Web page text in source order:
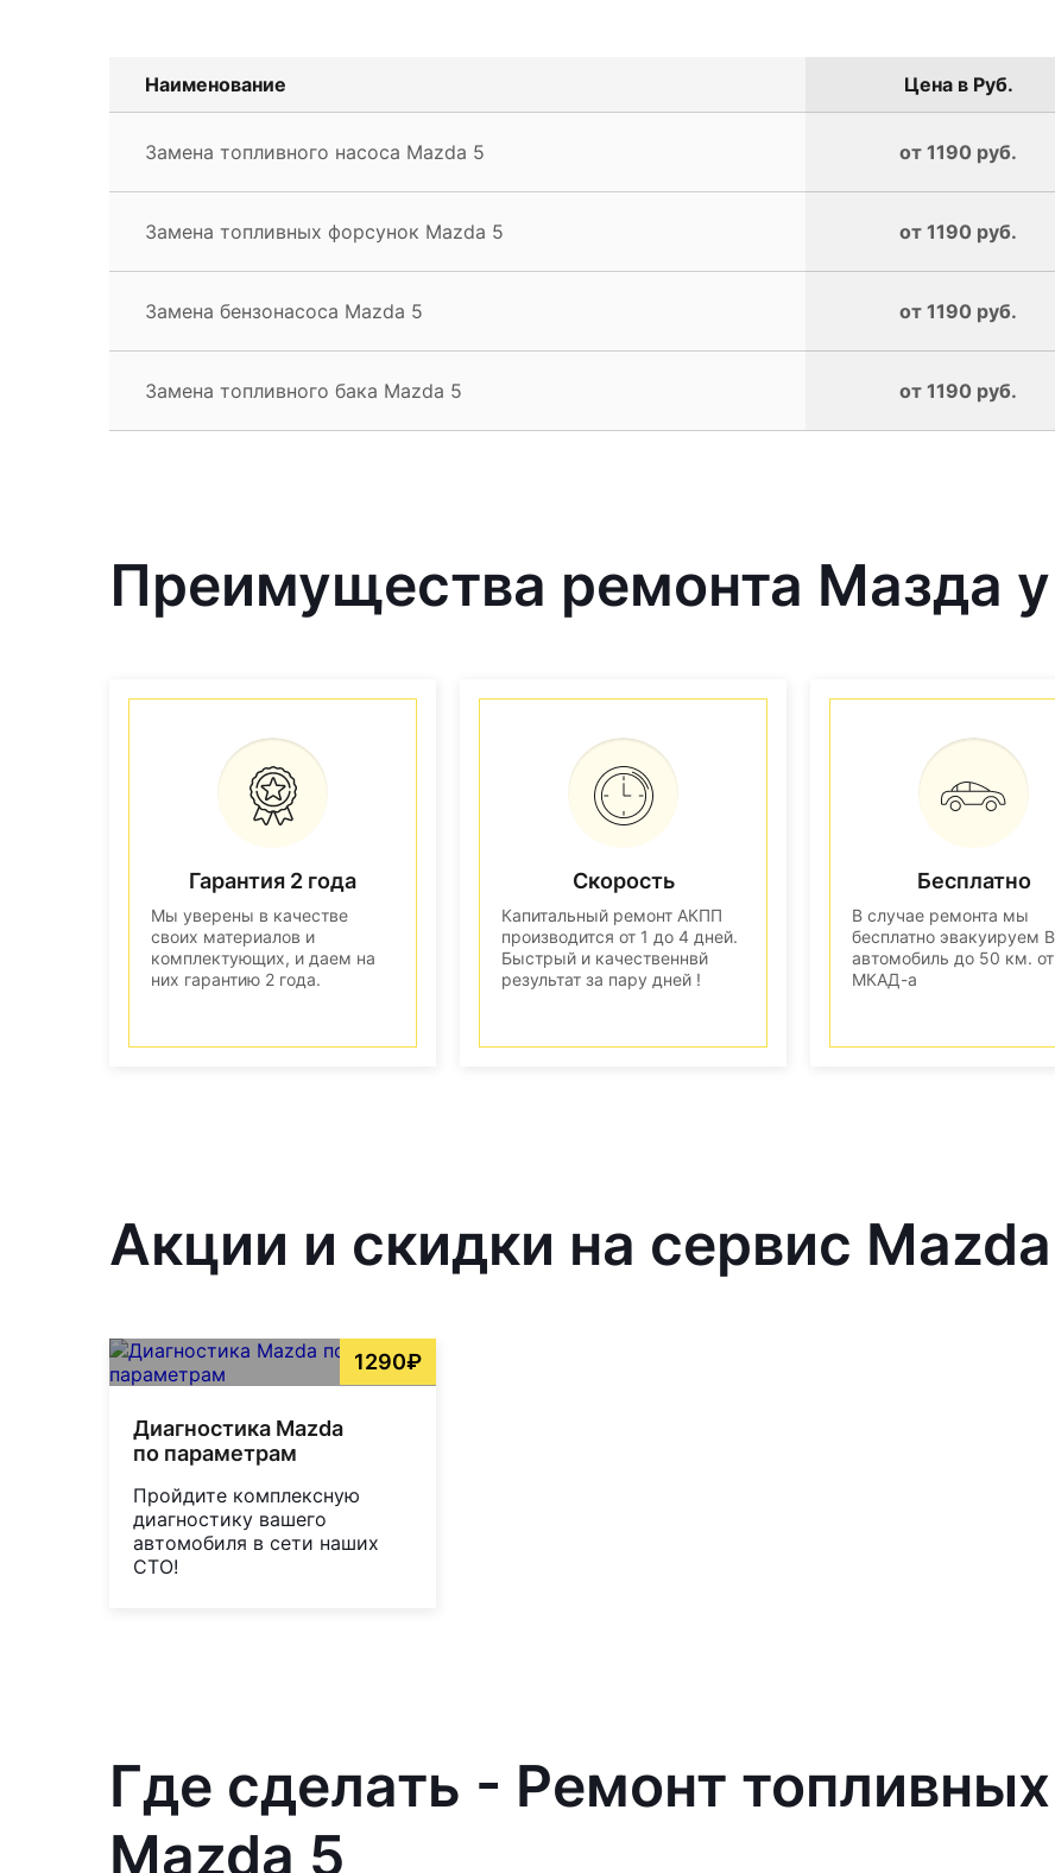
Наименование Цена в Руб.
Замена топливного насоса Mazda 5 от 1190 руб.
Замена топливных форсунок Mazda 5 от 1190 руб.
Замена бензонасоса Mazda 5 от 1190 руб.
Замена топливного бака Mazda 5 от 1190 руб.
Преимущества ремонта Мазда
Гарантия 2 года
Мы уверены в качестве
своих материалов и
комплектующих, и даем на
них гарантию 2 года.
Скорость
Капитальный ремонт АКПП
производится от 1 до 4 дней.
Быстрый и качественнвй
результат за пару дней !
Бесплатно
В случае ремонта мы
бесплатно эвакуируем
автомобиль до 50 км. от
МКАД-а
Акции и скидки на сервис
1290₽
Диагностика Mazda
по параметрам
Пройдите комплексную
диагностику вашего
автомобиля в сети наших
СТО!
Где сделать - Ремонт
Mazda 5